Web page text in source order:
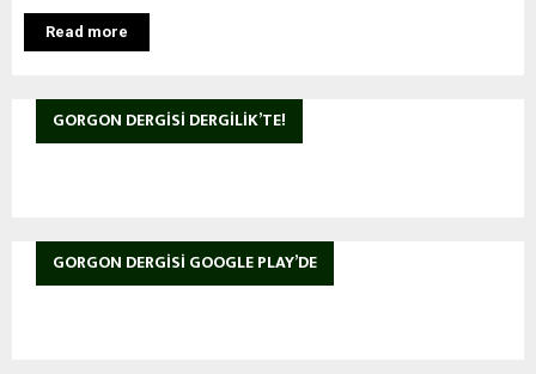
Read more
GORGON DERGISI DERGILIK’TE!
GORGON DERGISI GOOGLE PLAY’DE